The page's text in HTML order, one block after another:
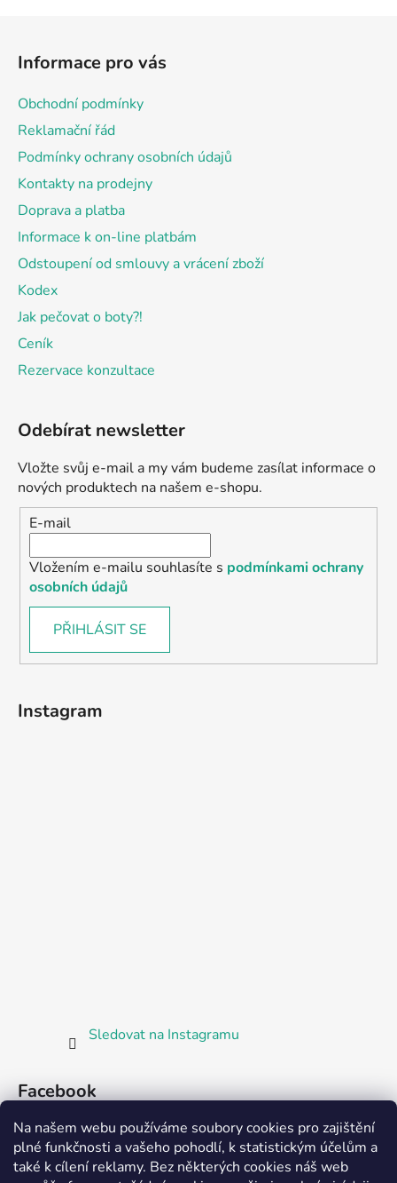
Na našem webu používáme soubory cookies pro zajištění
plné funkčnosti a vašeho pohodlí, k statistickým účelům a
také k cílení reklamy. Bez některých cookies náš web
Informace pro vás
Obchodní podmínky
Reklamační řád
Podmínky ochrany osobních údajů
Kontakty na prodejny
Doprava a platba
Informace k on-line platbám
Odstoupení od smlouvy a vrácení zboží
Kodex
Jak pečovat o boty?!
Ceník
Rezervace konzultace
Odebírat newsletter
Vložte svůj e-mail a my vám budeme zasílat informace o
nových produktech na našem e-shopu.
E-mail
Vložením e-mailu souhlasíte s podmínkami ochrany
osobních údajů
PŘIHLÁSIT SE
Instagram
Sledovat na Instagramu
Facebook